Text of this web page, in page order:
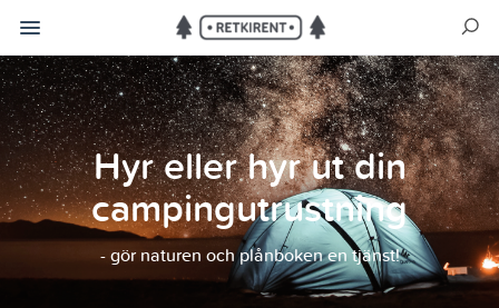
Hyr eller hyr ut din
campingutrustning
- gör naturen och plånboken en tjänst!